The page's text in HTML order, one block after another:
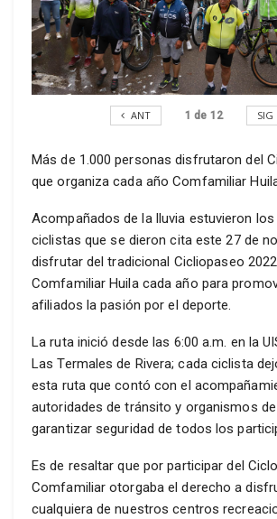
ANT 1 de 12 SIG
Más de 1.000 personas disfrutaron del
que organiza cada año Comfamiliar
Acompañados de la lluvia estuvieron los
ciclistas que se dieron cita este 27 de
disfrutar del tradicional Cicliopaseo
Comfamiliar Huila cada año para
afiliados la pasión por el deporte.
La ruta inició desde las 6:00 a.m. en la
Las Termales de Rivera; cada ciclista
esta ruta que contó con el
autoridades de tránsito y organismos
garantizar seguridad de todos los
Es de resaltar que por participar del
Comfamiliar otorgaba el derecho a
cualquiera de nuestros centros